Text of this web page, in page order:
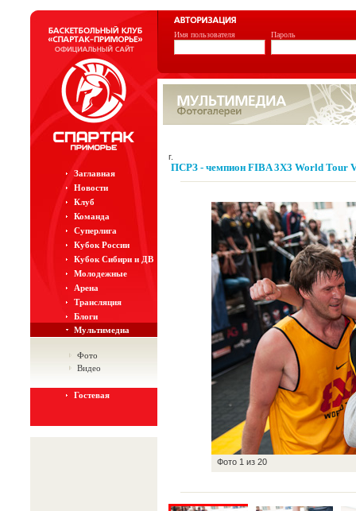
Имя пользователя Пароль
Заглавная
Новости
Клуб
Команда
Суперлига
Кубок России
Кубок Сибири и ДВ
Молодежные
Арена
Трансляция
Блоги
Мультимедиа
Фото
Видео
Гостевая
г.
ПСРЗ - чемпион FIBA 3Х3 World Tour
Фото 1 из 20